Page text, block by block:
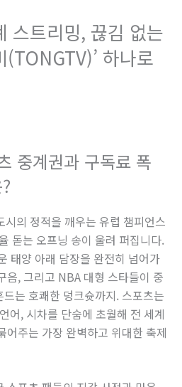
스트리밍, 끊김 없는
(TONGTV)’ 하나로
중계권과 구독료 폭
의 정적을 깨우는 유럽 챔피언스
돋는 오프닝 송이 울려 퍼집니다.
태양 아래 담장을 완전히 넘어가
음, 그리고 NBA 대형 스타들이 중
는 호쾌한 덩크슛까지. 스포츠는
어, 시차를 단숨에 초월해 전 세계
어주는 가장 완벽하고 위대한 축제